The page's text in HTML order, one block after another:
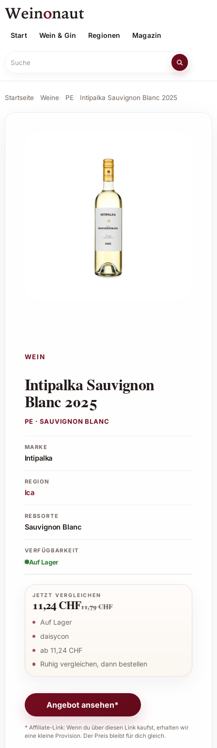
Start Wein & Gin Regionen Magazin
Suche
Startseite Weine PE Intipalka Sauvignon Blanc 2025
WEIN
Intipalka Sauvignon
Blanc 2025
PE · SAUVIGNON BLANC
MARKE
Intipalka
REGION
Ica
REBSORTE
Sauvignon Blanc
VERFÜGBARKEIT
Auf Lager
JETZT VERGLEICHEN
11,24 CHF11,79 CHF
Auf Lager
daisycon
ab 11,24 CHF
Ruhig vergleichen, dann bestellen
Angebot ansehen*
* Affiliate-Link: Wenn du über diesen Link kaufst, erhalten wir
eine kleine Provision. Der Preis bleibt für dich gleich.